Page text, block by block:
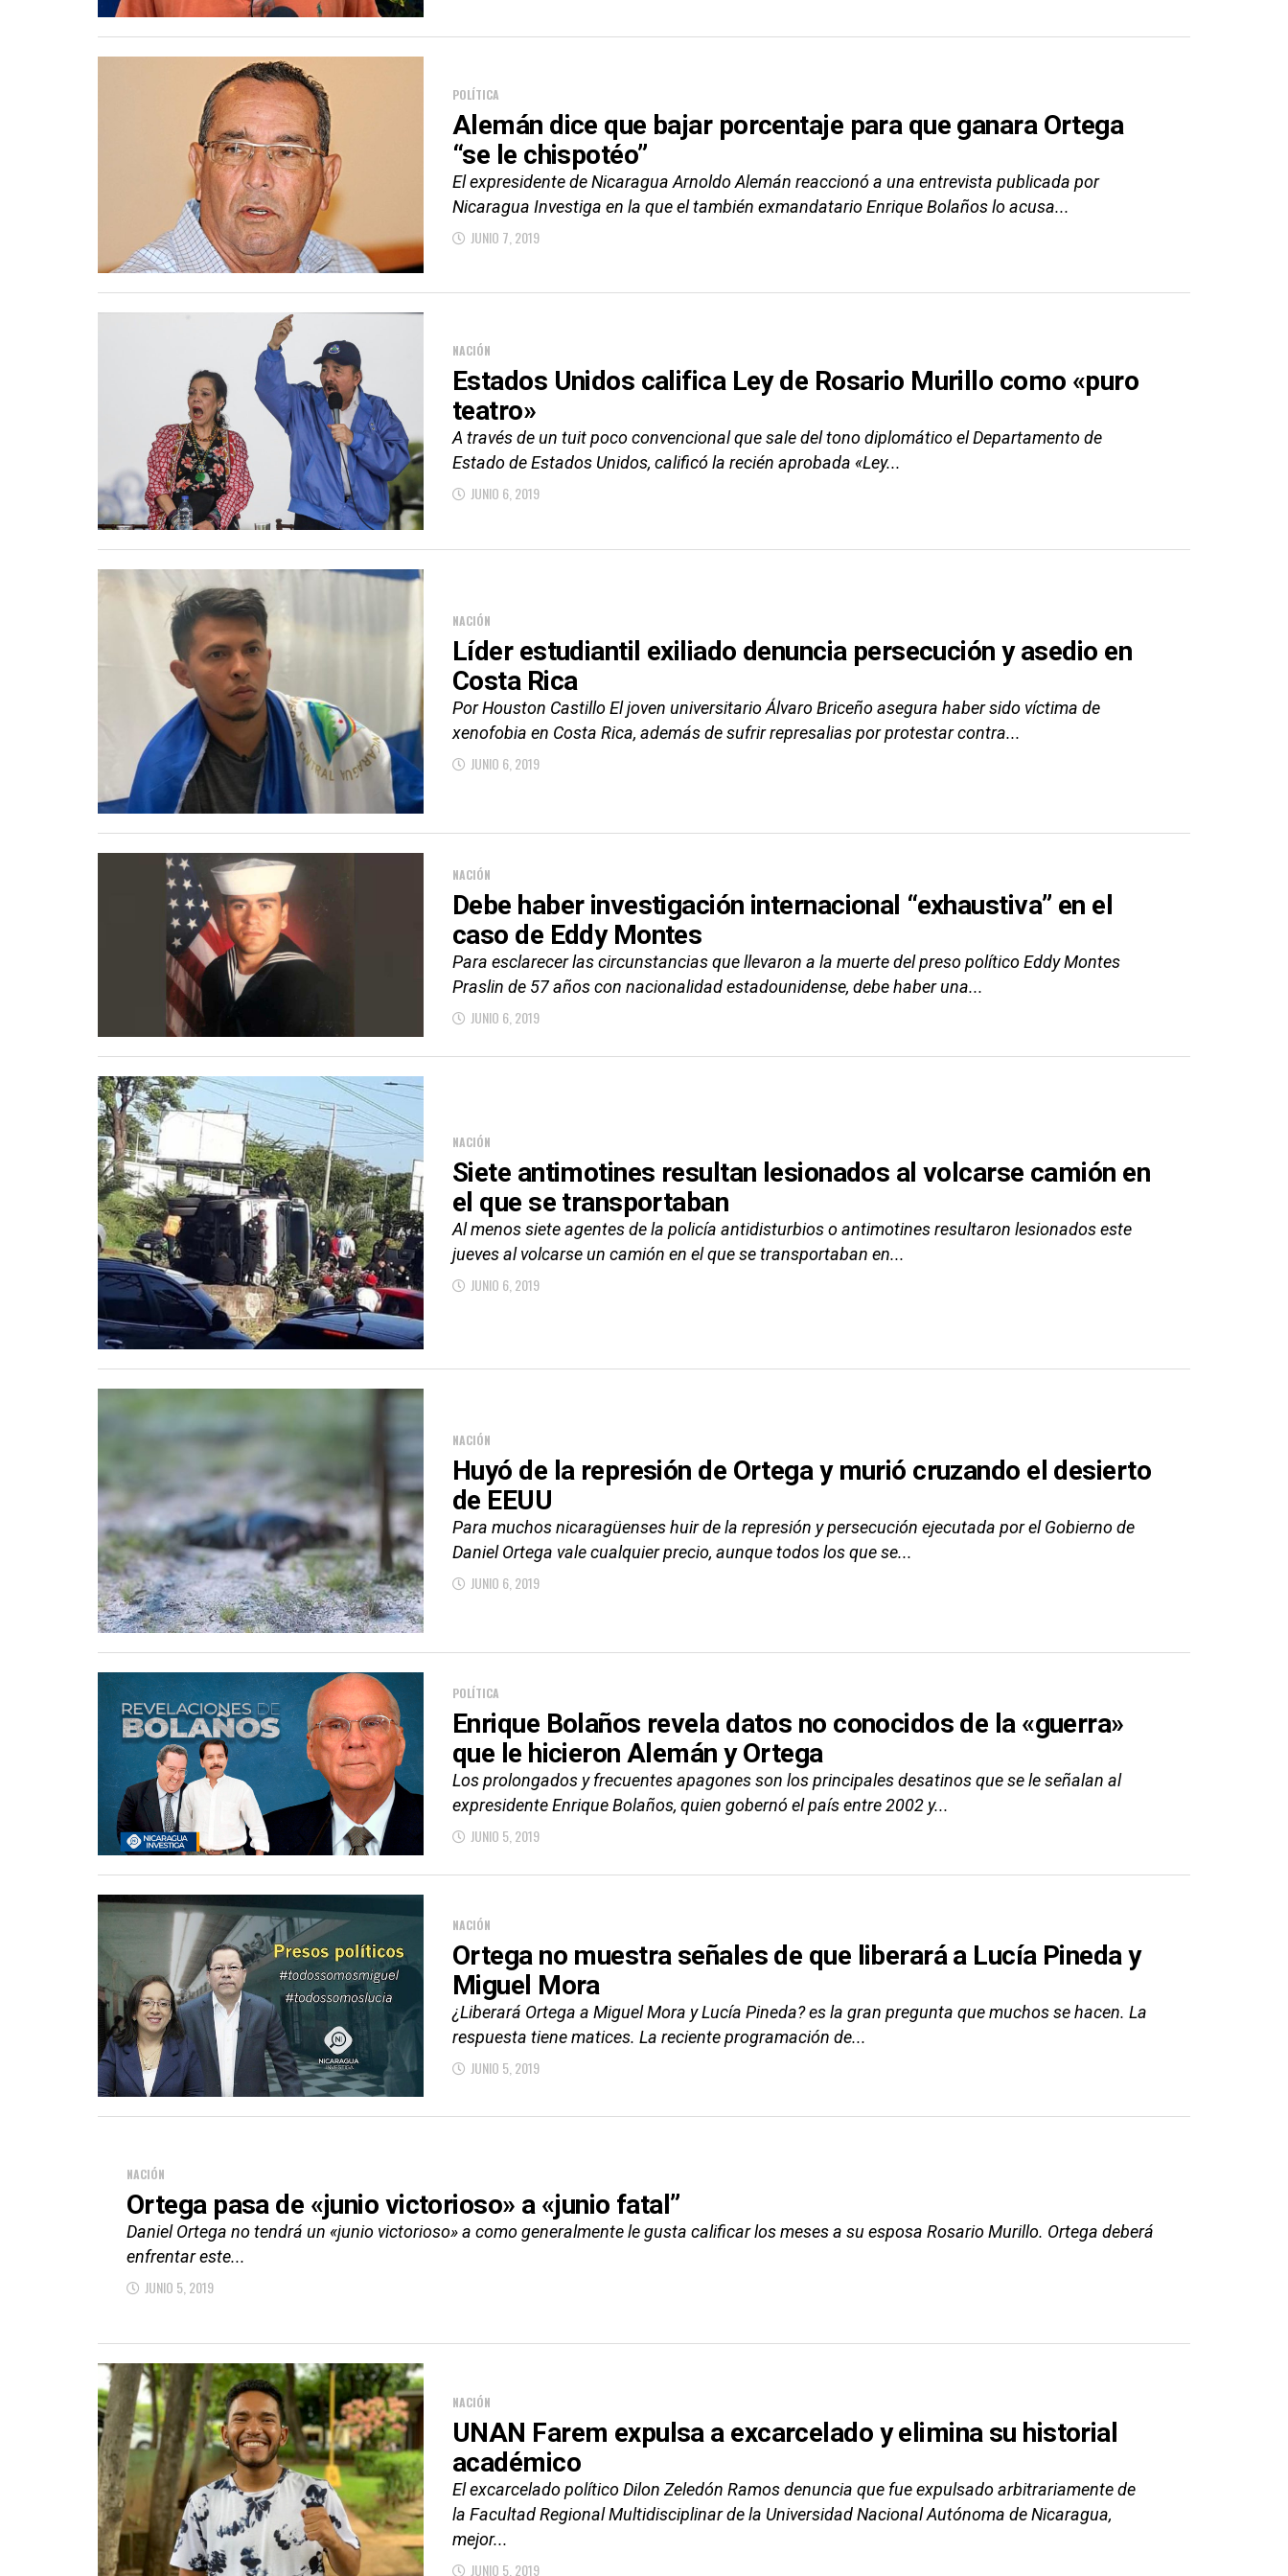
POLÍTICA
Alemán dice que bajar porcentaje para que ganara Ortega
“se le chispotéo”
El expresidente de Nicaragua Arnoldo Alemán reaccionó a una entrevista publicada por
Nicaragua Investiga en la que el también exmandatario Enrique Bolaños lo acusa...
JUNIO 7, 2019
NACIÓN
Estados Unidos califica Ley de Rosario Murillo como «puro
teatro»
A través de un tuit poco convencional que sale del tono diplomático el Departamento de
Estado de Estados Unidos, calificó la recién aprobada «Ley...
JUNIO 6, 2019
NACIÓN
Líder estudiantil exiliado denuncia persecución y asedio en
Costa Rica
Por Houston Castillo El joven universitario Álvaro Briceño asegura haber sido víctima de
xenofobia en Costa Rica, además de sufrir represalias por protestar contra...
JUNIO 6, 2019
NACIÓN
Debe haber investigación internacional “exhaustiva” en el
caso de Eddy Montes
Para esclarecer las circunstancias que llevaron a la muerte del preso político Eddy Montes
Praslin de 57 años con nacionalidad estadounidense, debe haber una...
JUNIO 6, 2019
NACIÓN
Siete antimotines resultan lesionados al volcarse camión en
el que se transportaban
Al menos siete agentes de la policía antidisturbios o antimotines resultaron lesionados este
jueves al volcarse un camión en el que se transportaban en...
JUNIO 6, 2019
NACIÓN
Huyó de la represión de Ortega y murió cruzando el desierto
de EEUU
Para muchos nicaragüenses huir de la represión y persecución ejecutada por el Gobierno de
Daniel Ortega vale cualquier precio, aunque todos los que se...
JUNIO 6, 2019
POLÍTICA
Enrique Bolaños revela datos no conocidos de la «guerra»
que le hicieron Alemán y Ortega
Los prolongados y frecuentes apagones son los principales desatinos que se le señalan al
expresidente Enrique Bolaños, quien gobernó el país entre 2002 y...
JUNIO 5, 2019
NACIÓN
Ortega no muestra señales de que liberará a Lucía Pineda y
Miguel Mora
¿Liberará Ortega a Miguel Mora y Lucía Pineda? es la gran pregunta que muchos se hacen. La
respuesta tiene matices. La reciente programación de...
JUNIO 5, 2019
NACIÓN
Ortega pasa de «junio victorioso» a «junio fatal”
Daniel Ortega no tendrá un «junio victorioso» a como generalmente le gusta calificar los meses a su esposa Rosario Murillo. Ortega deberá
enfrentar este...
JUNIO 5, 2019
NACIÓN
UNAN Farem expulsa a excarcelado y elimina su historial
académico
El excarcelado político Dilon Zeledón Ramos denuncia que fue expulsado arbitrariamente de
la Facultad Regional Multidisciplinar de la Universidad Nacional Autónoma de Nicaragua,
mejor...
JUNIO 5, 2019